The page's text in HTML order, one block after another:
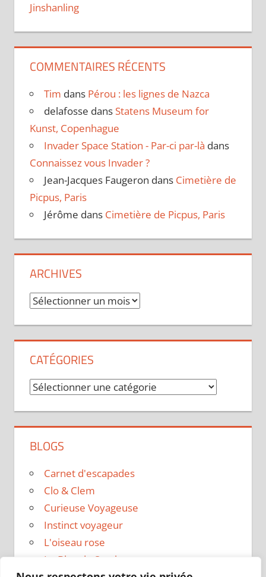
Jinshanling
COMMENTAIRES RÉCENTS
Tim dans Pérou : les lignes de Nazca
delafosse dans Statens Museum for
Kunst, Copenhague
Invader Space Station - Par-ci par-là dans
Connaissez vous Invader ?
Jean-Jacques Faugeron dans Cimetière de
Picpus, Paris
Jérôme dans Cimetière de Picpus, Paris
ARCHIVES
Archives
CATÉGORIES
Catégories
BLOGS
Carnet d'escapades
Clo & Clem
Curieuse Voyageuse
Instinct voyageur
L'oiseau rose
Le Blog de Sarah